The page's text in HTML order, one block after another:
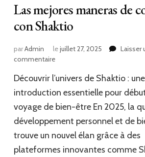
Las mejores maneras de
con Shaktio
parAdmin lejuillet 27, 2025
Laisser
commentairesur
mejores
maneras
comenzar
con
Shaktio
Découvrir l’univers de Shaktio : une
introduction essentielle pour
voyage de bien-être En 2025, la
développement personnel et de
trouve un nouvel élan grâce à des
plateformes innovantes comme